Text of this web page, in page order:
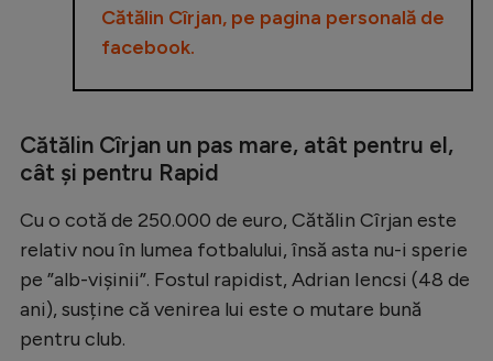
Tenis
Handbal
Natație
Formula 1
Gimnastică
Auto
Rugby
Ciclism
Cătălin Cîrjan, pe pagina personală de
facebook.
Cătălin Cîrjan un pas mare, atât pentru el,
cât și pentru Rapid
Cu o cotă de 250.000 de euro, Cătălin Cîrjan este
relativ nou în lumea fotbalului, însă asta nu-i sperie
pe ”alb-vișinii”. Fostul rapidist, Adrian Iencsi (48 de
ani), susține că venirea lui este o mutare bună
pentru club.